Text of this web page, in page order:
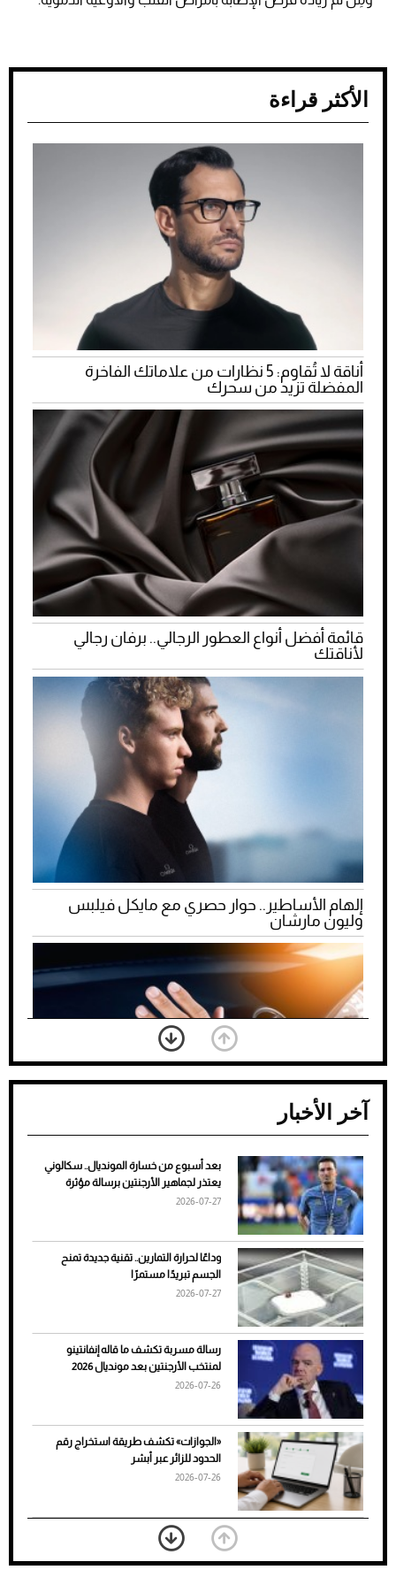
الأكثر قراءة
أناقة لا تُقاوم: 5 نظارات من علاماتك الفاخرة
المفضلة تزيد من سحرك
قائمة أفضل أنواع العطور الرجالي.. برفان رجالي
لأناقتك
إلهام الأساطير.. حوار حصري مع مايكل فيلبس
وليون مارشان
ضعف تبريد مكيف السيارة عند الوقوف.. أشهر
الأسباب والحلول
7 نصائح لاختيار لون البنطلون المناسب للقميص
الأسود
آخر الأخبار
بعد أسبوع من خسارة المونديال.. سكالوني
يعتذر لجماهير الأرجنتين برسالة مؤثرة
2026-07-27
وداعًا لحرارة التمارين.. تقنية جديدة تمنح
الجسم تبريدًا مستمرًا
2026-07-27
رسالة مسربة تكشف ما قاله إنفانتينو
لمنتخب الأرجنتين بعد مونديال 2026
2026-07-26
«الجوازات» تكشف طريقة استخراج رقم
الحدود للزائر عبر أبشر
2026-07-26
بعد 7 أشهر من تعرضه لحادث مروع.. جوشوا
يفوز على برينغا بـ"الضربة القاضية" (فيديو)
2026-07-26